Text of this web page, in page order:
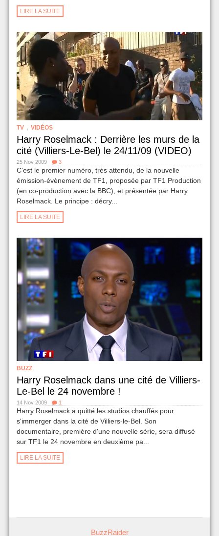
LIRE LA SUITE
TV , VIDÉOS
Harry Roselmack : Derrière les murs de la
cité (Villiers-Le-Bel) le 24/11/09 (VIDEO)
25 Nov 2009 3
C'est le premier numéro, très attendu, de la nouvelle
émission-évènement de TF1, proposée par TF1 Production
(en co-production avec la BBC), et présentée par Harry
Roselmack. Le principe : décry...
LIRE LA SUITE
BUZZ
Harry Roselmack dans une cité de Villiers-
Le-Bel le 24 novembre !
14 Nov 2009 1
Harry Roselmack a quitté les studios chauffés pour
s'immerger dans la cité de Villiers-le-Bel. Son
documentaire, première d'une nouvelle série, sera diffusé
sur TF1 le 24 novembre en deuxième pa...
LIRE LA SUITE
BuzzRaider